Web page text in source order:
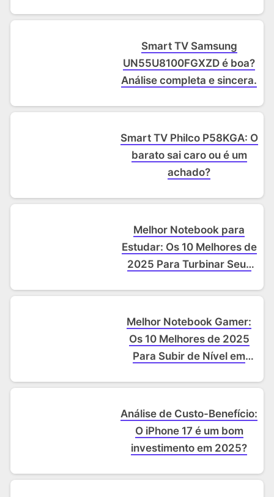
Smart TV Samsung
UN55U8100FGXZD é boa?
Análise completa e sincera.
Smart TV Philco P58KGA: O
barato sai caro ou é um
achado?
Melhor Notebook para
Estudar: Os 10 Melhores de
2025 Para Turbinar Seus
Melhor Notebook Gamer:
Os 10 Melhores de 2025
Para Subir de Nível em
Análise de Custo-Benefício:
O iPhone 17 é um bom
investimento em 2025?